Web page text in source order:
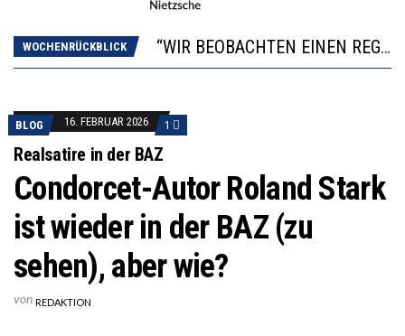
WOCHENRÜCKBLICK
“WIR BEOBACHTEN EINEN REGELRECHTEN STURZFLUG BEI DEN LERNLEISTUNGEN”
DIE VERSTÄRKTE HARMONISIERUNG IM SCHULWESEN VERRINGERT DAS INNOVATIONSPOTENZIAL
BLOG 16. FEBRUAR 2026 1
Realsatire in der BAZ
Condorcet-Autor Roland Stark
ist wieder in der BAZ (zu
sehen), aber wie?
von REDAKTION